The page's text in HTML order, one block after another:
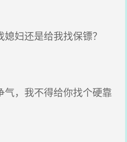
妇还是给我找保镖？
，我不得给你找个硬靠